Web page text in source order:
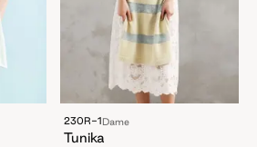
230R-1 Dame
Tunika